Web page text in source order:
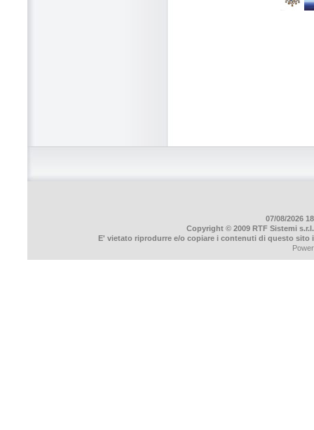
07/08/2026
Copyright © 2009 RTF Sistemi
E' vietato riprodurre e/o copiare i contenuti di questo